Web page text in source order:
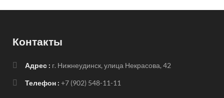
Контакты
Адрес : г. Нижнеудинск, улица Некрасова, 42
Телефон : +7 (902) 548-11-11